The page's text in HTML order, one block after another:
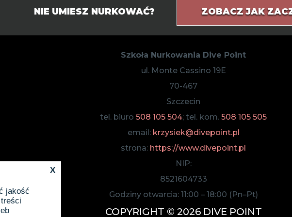
NIE UMIESZ NURKOWAĆ? ZOBACZ JAK
Szkoła Nurkowania Dive Point
ul. Monte Cassino 19E
70-467
Szczecin
tel. biuro 508 105 504; tel. kom. 508 105 505
email: krzysiek@divepoint.pl
strona: https://www.divepoint.pl
NIP:
8521604733
Godziny otwarcia: 11:00 – 18:00 (Pn–Pt)
COPYRIGHT © 2026 DIVE POINT
X
jakość